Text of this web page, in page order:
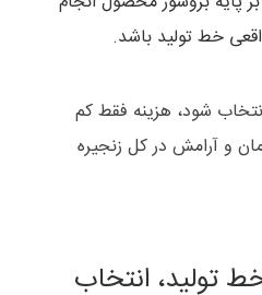
خط تولید باشد.
شود، هزینه فقط کم
و آرامش در کل زنجیره
تولید، انتخاب